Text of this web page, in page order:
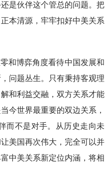
是伙伴这个管总的问题。把
本清源，牢牢扣好中美关系
和博弈角度看待中国发展和
问题丛生。只有秉持客观理
和利益交融，双方关系才能
今世界最重要的双边关系，
而不是对手。从历史走向未
美国再次伟大，完全可以并
中美关系新定位内涵，将相